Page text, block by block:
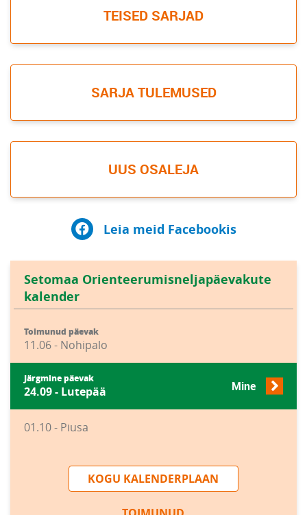
TEISED SARJAD
SARJA TULEMUSED
UUS OSALEJA
Leia meid Facebookis
Setomaa Orienteerumisneljapäevakute
kalender
Toimunud päevak
11.06 - Nohipalo
Järgmine päevak
24.09 - Lutepää Mine
01.10 - Piusa
KOGU KALENDERPLAAN